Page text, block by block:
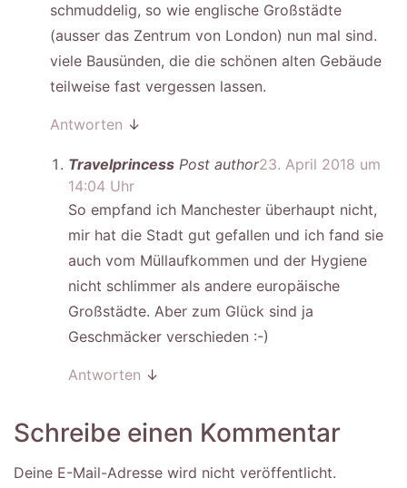
schmuddelig, so wie englische Großstädte
(ausser das Zentrum von London) nun mal sind.
viele Bausünden, die die schönen alten Gebäude
teilweise fast vergessen lassen.
Antworten ↓
Travelprincess Post author23. April 2018 um
14:04 Uhr
So empfand ich Manchester überhaupt nicht,
mir hat die Stadt gut gefallen und ich fand sie
auch vom Müllaufkommen und der Hygiene
nicht schlimmer als andere europäische
Großstädte. Aber zum Glück sind ja
Geschmäcker verschieden :-)
Antworten ↓
Schreibe einen Kommentar
Deine E-Mail-Adresse wird nicht veröffentlicht.